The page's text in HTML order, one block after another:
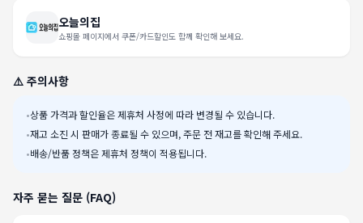
오늘의집
쇼핑몰 페이지에서 쿠폰/카드할인도 함께 확인해 보세요.
⚠️ 주의사항
•상품 가격과 할인율은 제휴처 사정에 따라 변경될 수 있습니다.
•재고 소진 시 판매가 종료될 수 있으며, 주문 전 재고를 확인해 주세요.
•배송/반품 정책은 제휴처 정책이 적용됩니다.
자주 묻는 질문 (FAQ)